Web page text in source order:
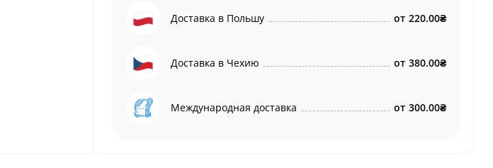
Доставка в Польшу от 220.00₴
Доставка в Чехию от 380.00₴
Международная доставка от 300.00₴